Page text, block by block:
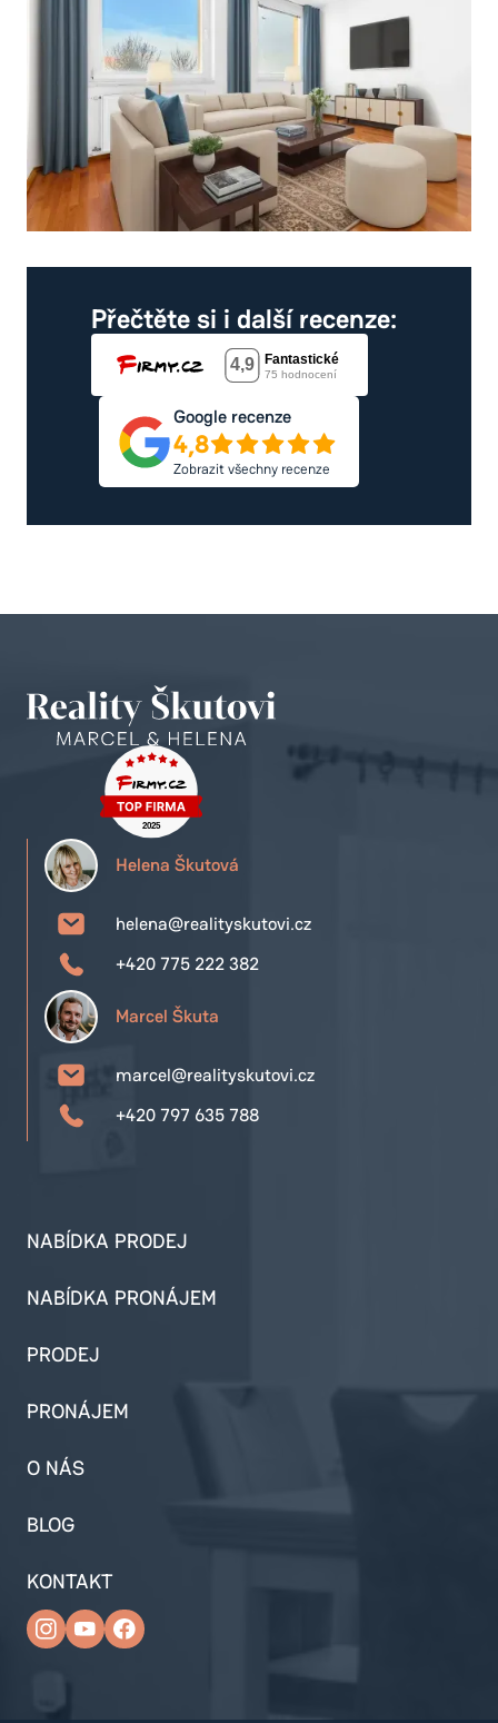
Orientační výpočet. Skutečné podmínky se mohou lišit.
Přečtěte si i další recenze:
Google recenze
4,8
Zobrazit všechny recenze
Helena Škutová
helena@realityskutovi.cz
+420 775 222 382
Marcel Škuta
marcel@realityskutovi.cz
+420 797 635 788
NABÍDKA PRODEJ
NABÍDKA PRONÁJEM
PRODEJ
PRONÁJEM
O NÁS
BLOG
KONTAKT